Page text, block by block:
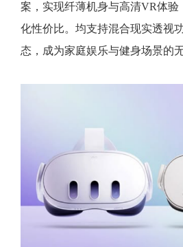
案，实现纤薄机身与高清VR体验
化性价比。均支持混合现实透视
态，成为家庭娱乐与健身场景的